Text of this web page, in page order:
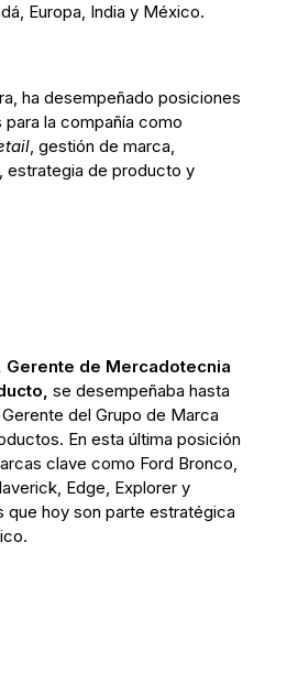
Europa, India y México.
ha desempeñado posiciones
la compañía como
, gestión de marca,
estrategia de producto y
Gerente de Mercadotecnia
se desempeñaba hasta
del Grupo de Marca
En esta última posición
clave como Ford Bronco,
Edge, Explorer y
que hoy son parte estratégica